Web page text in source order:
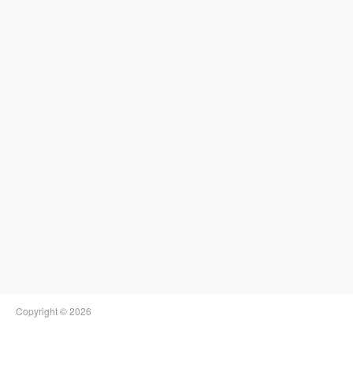
Copyright © 2026